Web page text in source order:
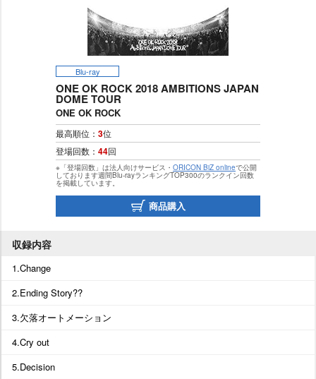
Blu-ray
ONE OK ROCK 2018 AMBITIONS JAPAN
DOME TOUR
ONE OK ROCK
最高順位： 3位
登場回数： 44回
※「登場回数」は法人向けサービス・ ORICON BiZ onlineで公開
しております週間Blu-rayランキングTOP300のランクイン回数
を掲載しています。
商品購入
収録内容
1.Change
2.Ending Story??
3.欠落オートメーション
4.Cry out
5.Decision